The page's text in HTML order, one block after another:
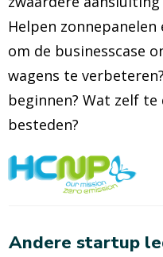
Helpen
om de businesscase
wagens te
beginnen? Wat zelf
besteden?
Andere startup